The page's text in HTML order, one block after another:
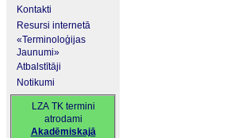
Kontakti
Resursi internetā
«Terminoloģijas
Jaunumi»
Atbalstītāji
Notikumi
LZA TK termini
atrodami
Akadēmiskajā